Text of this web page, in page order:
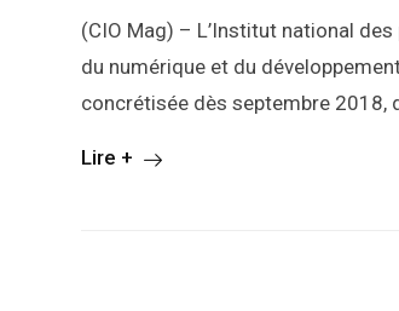
(CIO Mag) – L’Institut national
du numérique et du
concrétisée dès septembre 2018,
Lire +